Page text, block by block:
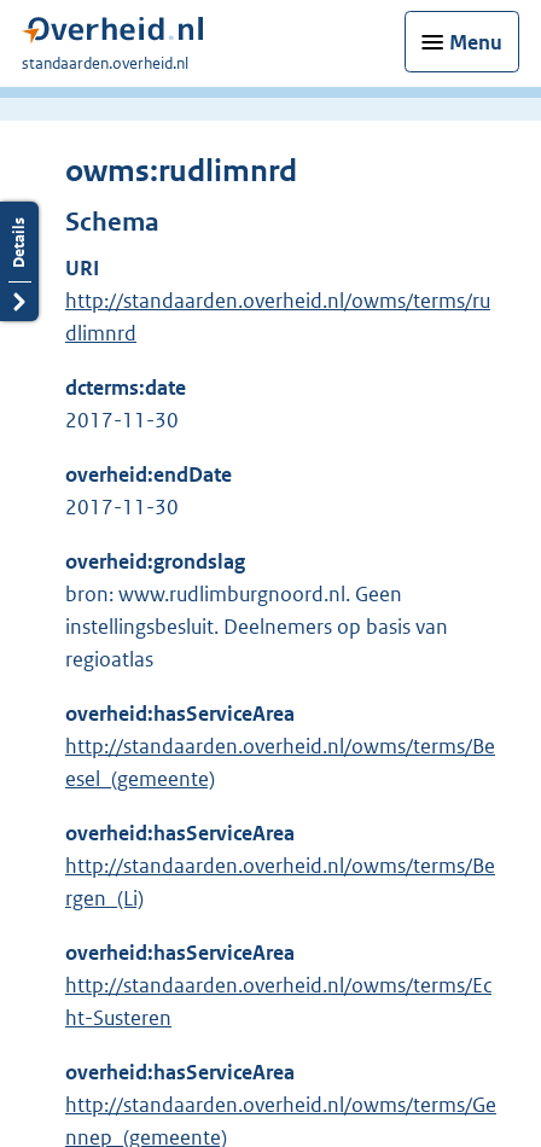
Menu
U
bent
standaarden.overheid.nl
owms:rudlimnrd
Schema
URI
http://standaarden.overheid.nl/owms/terms/ru
dlimnrd
dcterms:date
2017-11-30
overheid:endDate
2017-11-30
overheid:grondslag
bron: www.rudlimburgnoord.nl. Geen
instellingsbesluit. Deelnemers op basis van
regioatlas
overheid:hasServiceArea
http://standaarden.overheid.nl/owms/terms/Be
esel_(gemeente)
overheid:hasServiceArea
http://standaarden.overheid.nl/owms/terms/Be
rgen_(Li)
overheid:hasServiceArea
http://standaarden.overheid.nl/owms/terms/Ec
ht-Susteren
overheid:hasServiceArea
http://standaarden.overheid.nl/owms/terms/Ge
nnep_(gemeente)